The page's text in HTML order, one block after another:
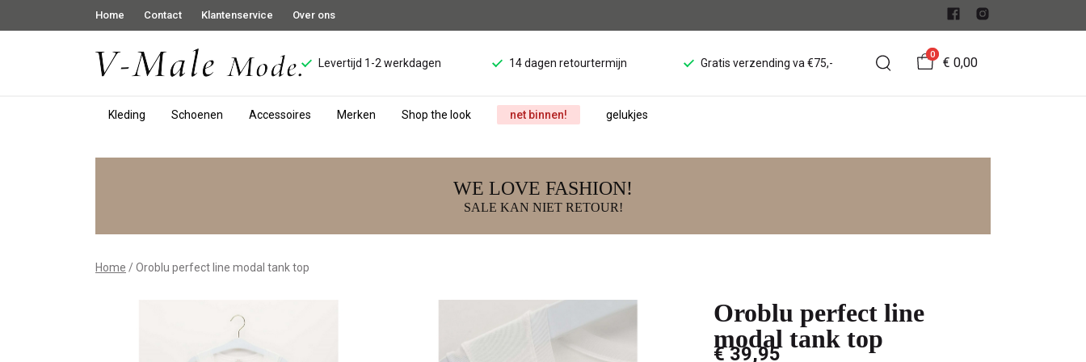
Home Contact Klantenservice Over ons
Levertijd 1-2 werkdagen 14 dagen retourtermijn Gratis verzending va €75,-
0
€ 0,00
Kleding Schoenen Accessoires Merken Shop the look net binnen! gelukjes
Oroblu
WE LOVE FASHION!
SALE KAN NIET RETOUR!
Home Oroblu perfect line modal tank top
Oroblu perfect line
modal tank top
€ 39,95